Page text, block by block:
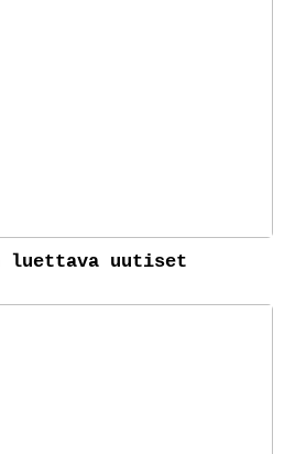
luettava uutiset